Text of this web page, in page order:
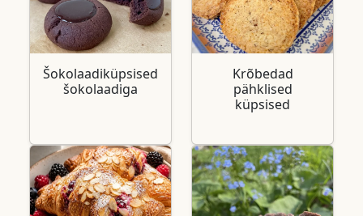
Šokolaadiküpsised
šokolaadiga
Krõbedad
pähklised
küpsised